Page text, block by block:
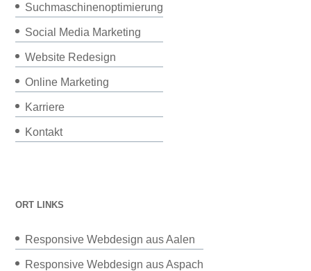
Suchmaschinenoptimierung
Social Media Marketing
Website Redesign
Online Marketing
Karriere
Kontakt
ORT LINKS
Responsive Webdesign aus Aalen
Responsive Webdesign aus Aspach